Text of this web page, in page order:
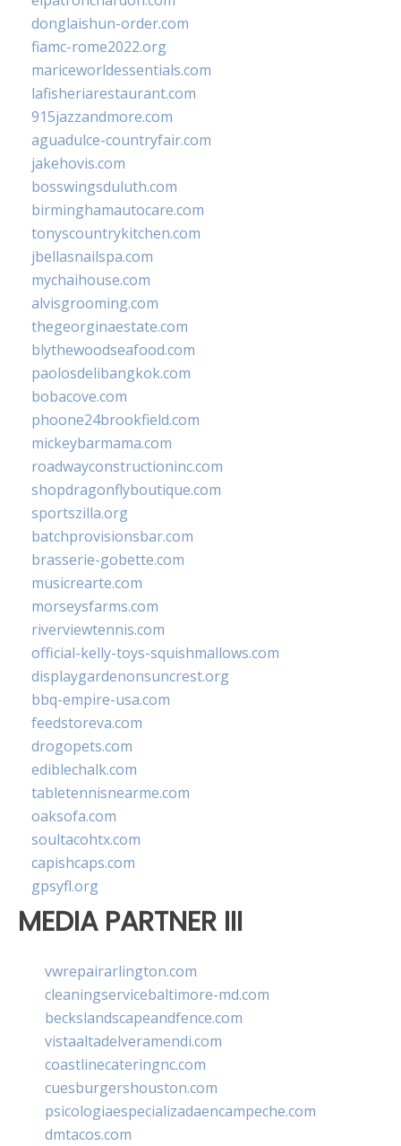
donglaishun-order.com
fiamc-rome2022.org
mariceworldessentials.com
lafisheriarestaurant.com
915jazzandmore.com
aguadulce-countryfair.com
jakehovis.com
bosswingsduluth.com
birminghamautocare.com
tonyscountrykitchen.com
jbellasnailspa.com
mychaihouse.com
alvisgrooming.com
thegeorginaestate.com
blythewoodseafood.com
paolosdelibangkok.com
bobacove.com
phoone24brookfield.com
mickeybarmama.com
roadwayconstructioninc.com
shopdragonflyboutique.com
sportszilla.org
batchprovisionsbar.com
brasserie-gobette.com
musicrearte.com
morseysfarms.com
riverviewtennis.com
official-kelly-toys-squishmallows.com
displaygardenonsuncrest.org
bbq-empire-usa.com
feedstoreva.com
drogopets.com
ediblechalk.com
tabletennisnearme.com
oaksofa.com
soultacohtx.com
capishcaps.com
gpsyfl.org
MEDIA PARTNER III
vwrepairarlington.com
cleaningservicebaltimore-md.com
beckslandscapeandfence.com
vistaaltadelveramendi.com
coastlinecateringnc.com
cuesburgershouston.com
psicologiaespecializadaencampeche.com
dmtacos.com